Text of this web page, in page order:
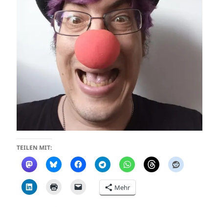
TEILEN MIT:
Mehr